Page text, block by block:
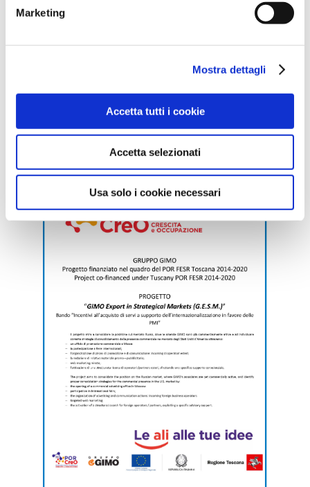
Marketing
Mostra dettagli
Accetta tutti i cookie
Accetta selezionati
Usa solo i cookie necessari